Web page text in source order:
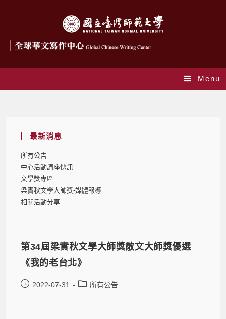
Menu
最新消息
所有公告
中心活動講座快訊
文學獎專區
梁實秋文學大師獎-媒體報導
相關活動分享
第34屆梁實秋文學大師獎散文大師獎優選
《我的老台北》
2022-07-31 所有公告